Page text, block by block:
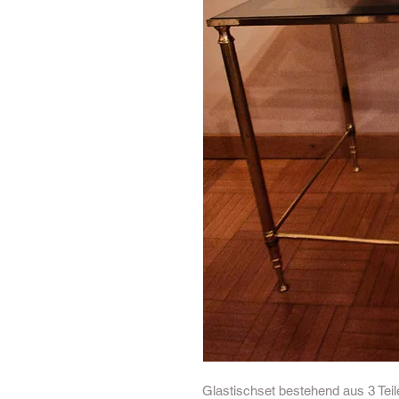
Glastischset bestehend aus 3